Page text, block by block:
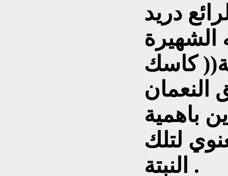
دريد
الشهيرة
كاسك
النعمان
باهمية
لتلك
النبتة .